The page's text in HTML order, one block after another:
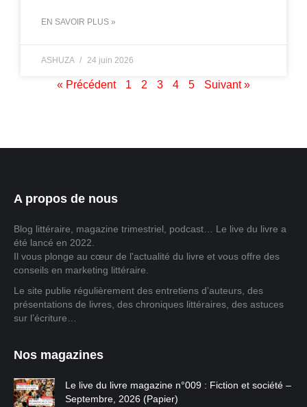
EN SAVOIR PLUS »
ASHUZA 24 juin 2026
« Précédent 1 2 3 4 5 Suivant »
A propos de nous
Blog littéraire, magazine trimestriel, podcast… Le live du livre a
été lancé en 2022.
Il vous plonge au cœur de l'actualité du livre et vous offre des
conseils en marketing littéraire.
Le site publie régulièrement des entretiens d’auteurs, des
présentations de livres, des chroniques littéraires, des astuces
sur l’écriture…
Nos magazines
Le live du livre magazine n°009 : Fiction et société –
Septembre, 2026 (Papier)